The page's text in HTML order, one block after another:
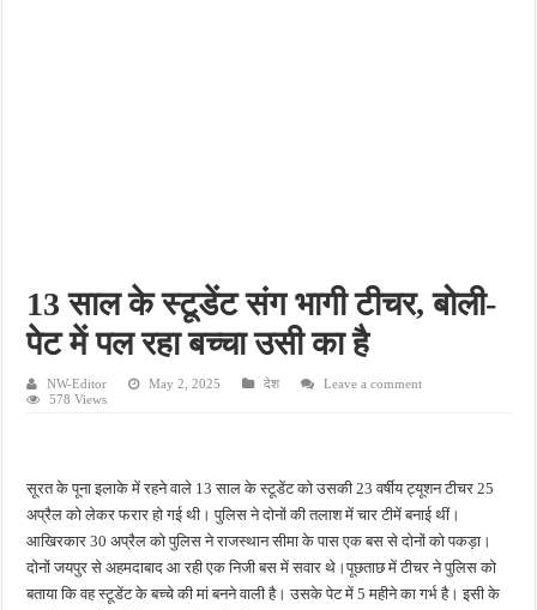
13 साल के स्टूडेंट संग भागी टीचर, बोली-
पेट में पल रहा बच्चा उसी का है
NW-Editor May 2, 2025 देश
Leave a comment
578 Views
सूरत के पूना इलाके में रहने वाले 13 साल के स्टूडेंट को उसकी 23 वर्षीय ट्यूशन टीचर 25
अप्रैल को लेकर फरार हो गई थी। पुलिस ने दोनों की तलाश में चार टीमें बनाई थीं।
आखिरकार 30 अप्रैल को पुलिस ने राजस्थान सीमा के पास एक बस से दोनों को पकड़ा।
दोनों जयपुर से अहमदाबाद आ रही एक निजी बस में सवार थे।पूछताछ में टीचर ने पुलिस को
बताया कि वह स्टूडेंट के बच्चे की मां बनने वाली है। उसके पेट में 5 महीने का गर्भ है। इसी के